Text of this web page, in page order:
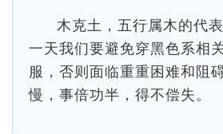
木克土，五行属木的代
一天我们要避免穿黑色系相
服，否则面临重重困难和阻
慢，事倍功半，得不偿失。